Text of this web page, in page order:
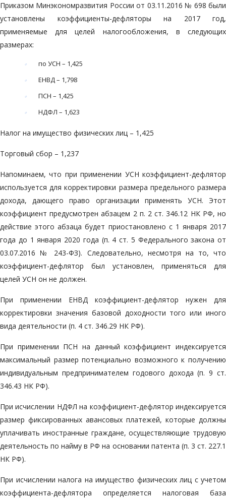
Приказом Минэкономразвития России от 03.11.2016 № 698 были
установлены коэффициенты-дефляторы на 2017 год,
применяемые для целей налогообложения, в следующих
размерах:
по УСН – 1,425
ЕНВД – 1,798
ПСН – 1,425
НДФЛ – 1,623
Налог на имущество физических лиц – 1,425
Торговый сбор – 1,237
Напоминаем, что при применении УСН коэффициент-дефлятор
используется для корректировки размера предельного размера
дохода, дающего право организации применять УСН. Этот
коэффициент предусмотрен абзацем 2 п. 2 ст. 346.12 НК РФ, но
действие этого абзаца будет приостановлено с 1 января 2017
года до 1 января 2020 года (п. 4 ст. 5 Федерального закона от
03.07.2016 № 243-ФЗ). Следовательно, несмотря на то, что
коэффициент-дефлятор был установлен, применяться для
целей УСН он не должен.
При применении ЕНВД коэффициент-дефлятор нужен для
корректировки значения базовой доходности того или иного
вида деятельности (п. 4 ст. 346.29 НК РФ).
При применении ПСН на данный коэффициент индексируется
максимальный размер потенциально возможного к получению
индивидуальным предпринимателем годового дохода (п. 9 ст.
346.43 НК РФ).
При исчислении НДФЛ на коэффициент-дефлятор индексируется
размер фиксированных авансовых платежей, которые должны
уплачивать иностранные граждане, осуществляющие трудовую
деятельность по найму в РФ на основании патента (п. 3 ст. 227.1
НК РФ).
При исчислении налога на имущество физических лиц с учетом
коэффициента-дефлятора определяется налоговая база